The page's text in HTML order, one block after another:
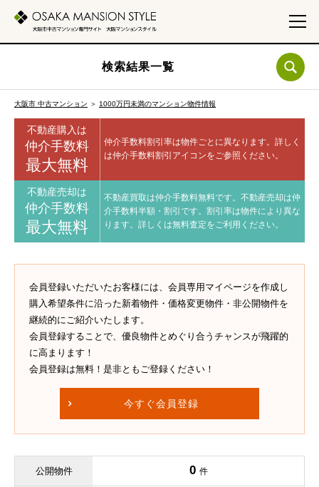
検索結果一覧
大阪市 中古マンション ＞ 1000万円未満のマンション物件情報
不動産購入は
仲介手数料
最大無料
仲介手数料割引率は物件ごとに異なります。 詳しく
は仲介手数料割引アイコンをご参照ください。
不動産売却は
仲介手数料
最大無料
不動産買取は仲介手数料無料です。 不動産売却は仲
介手数料半額・割引です。 割引率は物件により異な
ります。 詳しくは無料査定をご利用ください。
会員登録いただいたお客様には、会員専用マイページを作成し
購入希望条件に沿った新着物件・価格変更物件・非公開物件を
継続的にご紹介いたします。
会員登録することで、優良物件とめぐり合うチャンスが飛躍的
に高まります！
会員登録は無料！是非ともご登録ください！
今すぐ会員登録
公開物件 0 件